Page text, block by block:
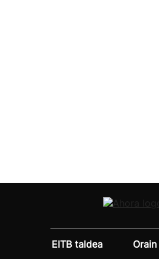
EITB taldea
Orain